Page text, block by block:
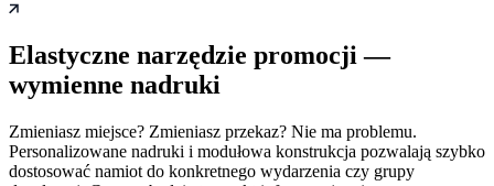
Elastyczne narzędzie promocji —
wymienne nadruki
Zmieniasz miejsce? Zmieniasz przekaz? Nie ma problemu.
Personalizowane nadruki i modułowa konstrukcja pozwalają szybko
dostosować namiot do konkretnego wydarzenia czy grupy